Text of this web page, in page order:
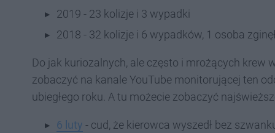
2019 - 23 kolizje i 3 wypadki
2018 - 32 kolizje i 6 wypadków, 1 osoba
Do jak kuriozalnych, ale często i mrożących krew
zobaczyć na kanale YouTube monitorującej ten
ubiegłego roku. A tu możecie zobaczyć
6 luty - cud, że kierowca wyszedł bez